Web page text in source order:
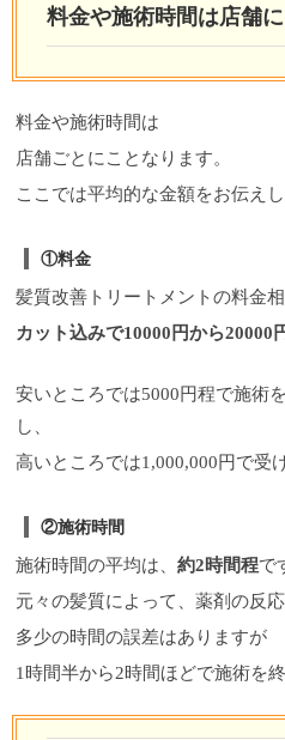
料金や施術時間は店舗
料金や施術時間は
店舗ごとにことなります。
ここでは平均的な金額をお伝えし
①料金
髪質改善トリートメントの料金
カット込みで10000円から20000
安いところでは5000円程で施術
し、
高いところでは1,000,000円で受
②施術時間
施術時間の平均は、 約2時間程で
元々の髪質によって、薬剤の反
多少の時間の誤差はありますが
1時間半から2時間ほどで施術を